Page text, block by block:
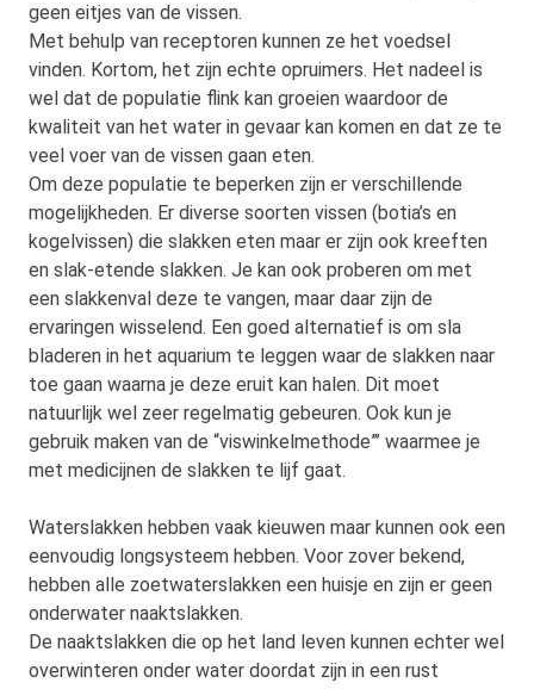
geen eitjes van de vissen.
Met behulp van receptoren kunnen ze het voedsel
vinden. Kortom, het zijn echte opruimers. Het nadeel is
wel dat de populatie flink kan groeien waardoor de
kwaliteit van het water in gevaar kan komen en dat ze te
veel voer van de vissen gaan eten.
Om deze populatie te beperken zijn er verschillende
mogelijkheden. Er diverse soorten vissen (botia’s en
kogelvissen) die slakken eten maar er zijn ook kreeften
en slak-etende slakken. Je kan ook proberen om met
een slakkenval deze te vangen, maar daar zijn de
ervaringen wisselend. Een goed alternatief is om sla
bladeren in het aquarium te leggen waar de slakken naar
toe gaan waarna je deze eruit kan halen. Dit moet
natuurlijk wel zeer regelmatig gebeuren. Ook kun je
gebruik maken van de “viswinkelmethode”’ waarmee je
met medicijnen de slakken te lijf gaat.
Waterslakken hebben vaak kieuwen maar kunnen ook een
eenvoudig longsysteem hebben. Voor zover bekend,
hebben alle zoetwaterslakken een huisje en zijn er geen
onderwater naaktslakken.
De naaktslakken die op het land leven kunnen echter wel
overwinteren onder water doordat zijn in een rust